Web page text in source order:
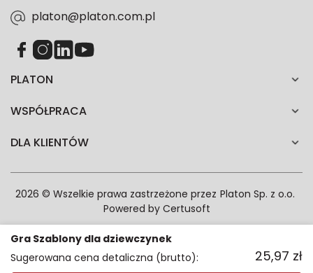
Gra Szablony dla dziewczynek
Sugerowana cena detaliczna (brutto):
25,97 zł
PLATON
WSPÓŁPRACA
DLA KLIENTÓW
platon@platon.com.pl
2026 © Wszelkie prawa zastrzeżone przez Platon Sp. z o.o.
Powered by Certusoft